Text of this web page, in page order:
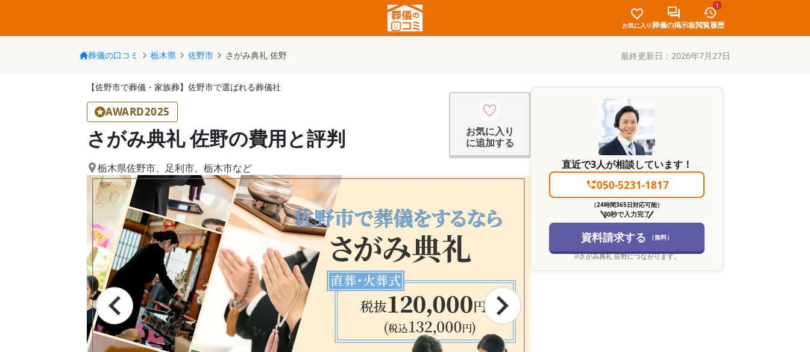
お気に入り葬儀の掲示板
1
閲覧履歴
葬儀の口コミ 栃木県 佐野市 さがみ典礼 佐野 最終更新日： 2026年7月27日
【佐野市で葬儀・家族葬】佐野市で選ばれる葬儀社
AWARD2025
さがみ典礼 佐野の費用と評判
お気に入り
に追加する
栃木県佐野市、 足利市、 栃木市など 直近で3人が相談しています！
050-5231-1817
（24時間365日対応可能）
30秒で入力完了
資料請求する （無料）
※さがみ典礼 佐野につながります。